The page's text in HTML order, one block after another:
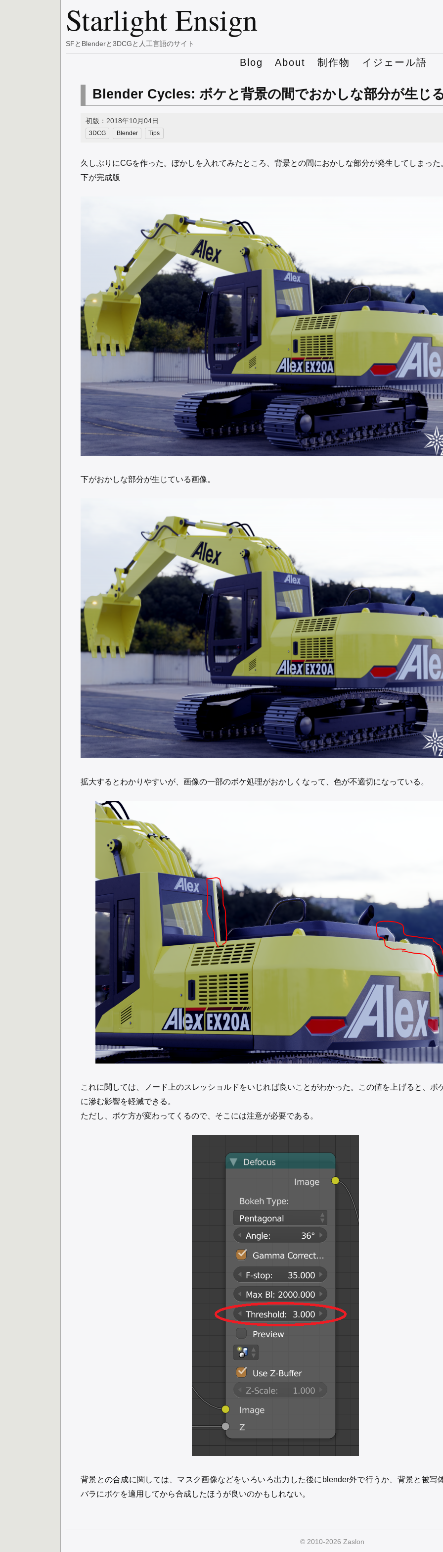
Starlight Ensign
SFとBlenderと3DCGと人工言語のサイト
Blog About 制作物 イジェール語
Blender Cycles: ボケと背景の間でおかしな部分が生じ
初版：2018年10月04日
3DCG Blender Tips
久しぶりにCGを作った。ぼかしを入れてみたところ、背景との間におかしな部分が発生してしまった
下が完成版
下がおかしな部分が生じている画像。
拡大するとわかりやすいが、画像の一部のボケ処理がおかしくなって、色が不適切になっている。
これに関しては、ノード上のスレッショルドをいじれば良いことがわかった。この値を上げると、ボ
に滲む影響を軽減できる。
ただし、ボケ方が変わってくるので、そこには注意が必要である。
背景との合成に関しては、マスク画像などをいろいろ出力した後にblender外で行うか、背景と被写
バラにボケを適用してから合成したほうが良いのかもしれない。
© 2010-2026 Zaslon